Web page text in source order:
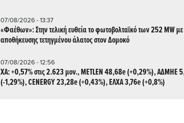
07/08/2026 - 13:37
«Φαέθων»: Στην τελική ευθεία το φωτοβολταϊκό των 252 MW
αποθήκευσης τετηγμένου άλατος στον Δομοκό
07/08/2026 - 12:56
ΧΑ: +0,57% στις 2.623 μον., METLEN 48,68e (+0,29%), ΑΔΜΗΕ
(-1,29%), CENERGY 23,28e (+0,43%), ΕΛΧΑ 3,76e (+0,8%)